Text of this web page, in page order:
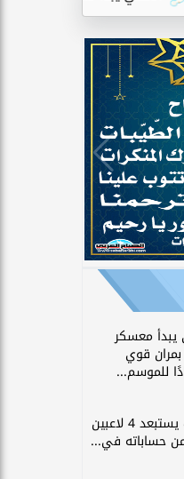
يبدأ معسكر
بمران قوي
للموسم...
الزمالك يستبعد 4 لاعبين
حساباته في...